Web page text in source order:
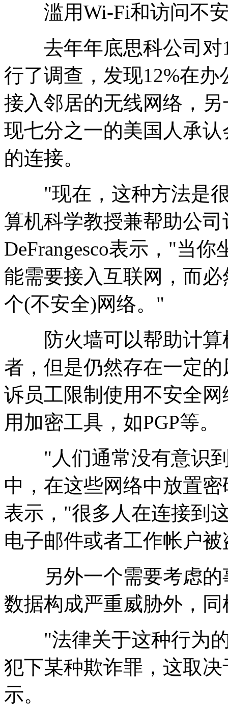
滥用Wi-Fi和访问不安
去年年底思科公司对
行了调查，发现12%在
接入邻居的无线网络，
现七分之一的美国人承
的连接。
"现在，这种方法是很
算机科学教授兼帮助公
DeFrangesco表示，"当
能需要接入互联网，而
个(不安全)网络。"
防火墙可以帮助计算
者，但是仍然存在一定的
诉员工限制使用不安全
用加密工具，如PGP等。
"人们通常没有意识到
中，在这些网络中放置
表示，"很多人在连接到
电子邮件或者工作帐户
另外一个需要考虑的
数据构成严重威胁外，
"法律关于这种行为的
犯下某种欺诈罪，这取决
示。